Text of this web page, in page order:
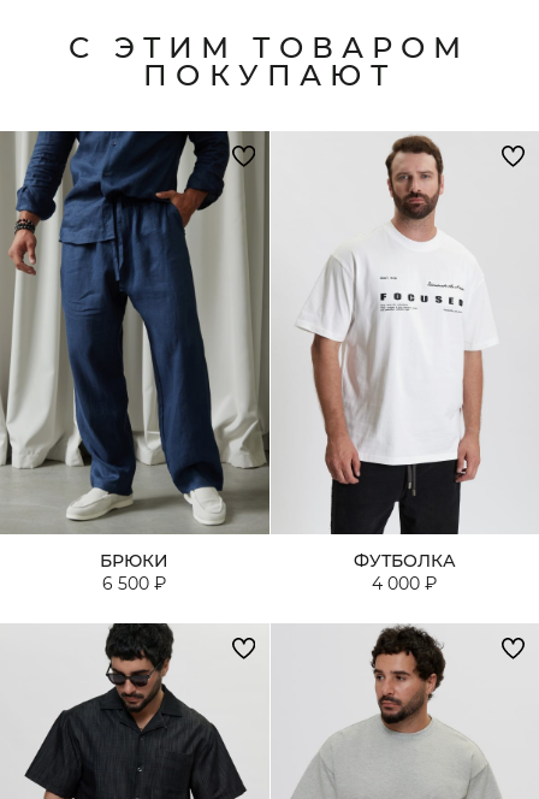
С ЭТИМ ТОВАРОМ
ПОКУПАЮТ
БРЮКИ
6 500 ₽
ФУТБОЛКА
4 000 ₽